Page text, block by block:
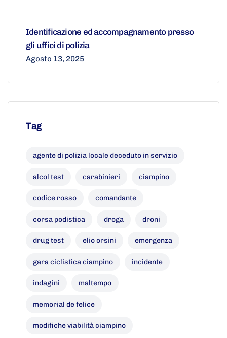
Identificazione ed accompagnamento presso
gli uffici di polizia
Agosto 13, 2025
Tag
agente di polizia locale deceduto in servizio
alcol test carabinieri ciampino
codice rosso comandante
corsa podistica droga droni
drug test elio orsini emergenza
gara ciclistica ciampino incidente
indagini maltempo
memorial de felice
modifiche viabilità ciampino